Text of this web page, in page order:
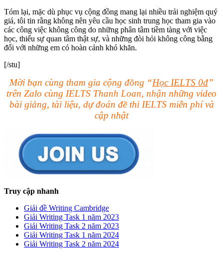
Tóm lại, mặc dù phục vụ cộng đồng mang lại nhiều trải nghiệm quý
giá, tôi tin rằng không nên yêu cầu học sinh trung học tham gia vào
các công việc không công do những phân tâm tiềm tàng với việc
học, thiếu sự quan tâm thật sự, và những đòi hỏi không công bằng
đối với những em có hoàn cảnh khó khăn.
[/stu]
Mời bạn cùng tham gia cộng đồng “Học IELTS 0đ”
trên Zalo cùng IELTS Thanh Loan, nhận những video
bài giảng, tài liệu, dự đoán đề thi IELTS miễn phí và
cập nhật
Truy cập nhanh
Giải đề Writing Cambridge
Giải Writing Task 1 năm 2023
Giải Writing Task 2 năm 2023
Giải Writing Task 1 năm 2024
Giải Writing Task 2 năm 2024